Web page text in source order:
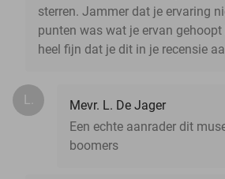
sterren. Jammer dat je ervaring
punten was wat je ervan
heel fijn dat je dit in je recensie
L.
Mevr. L. De Jager
Een echte aanrader dit
boomers